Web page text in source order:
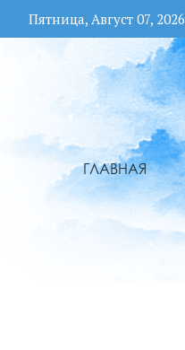
Пятница, Август 07, 2026
ГЛАВНАЯ